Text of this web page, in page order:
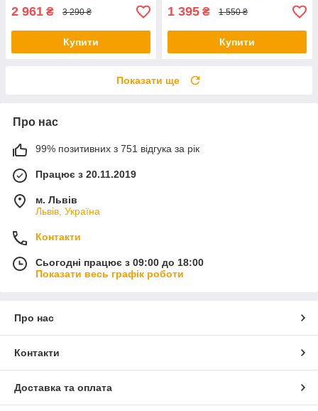
2 961 ₴ 3 290 ₴
Купити
1 395 ₴ 1 550 ₴
Купити
Показати ще
Про нас
99% позитивних з 751 відгука за рік
Працює з 20.11.2019
м. Львів
Львів, Україна
Контакти
Сьогодні працює з 09:00 до 18:00
Показати весь графік роботи
Про нас
Контакти
Доставка та оплата